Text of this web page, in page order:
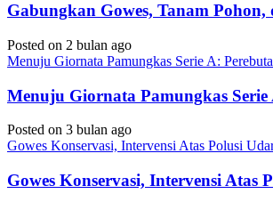
Gabungkan Gowes, Tanam
Posted on 2 bulan ago
Menuju Giornata Pamungkas Serie A:
Menuju Giornata Pamungkas
Posted on 3 bulan ago
Gowes Konservasi, Intervensi Atas Polusi
Gowes Konservasi, Intervensi Atas